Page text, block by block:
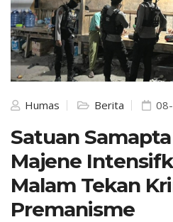
Humas Berita
Satuan
Majene
Malam Tekan
Premanisme